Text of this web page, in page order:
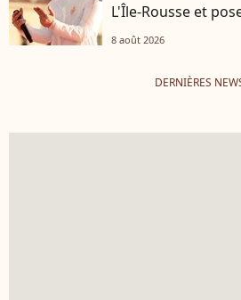
L'Île-Rousse et
8 août 2026
DERNIÈRES